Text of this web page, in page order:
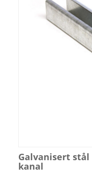
Galvanisert stål
kanal